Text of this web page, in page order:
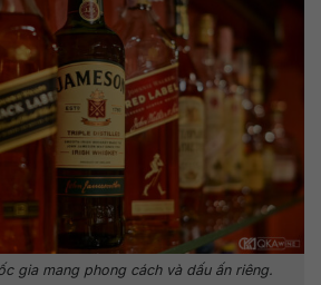
gia mang phong cách và dấu ấn riêng.